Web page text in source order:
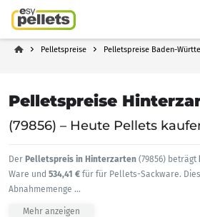
Pelletspreise Pelletspreise Baden-
Pelletspreise
(79856) – Heute Pellets
Der Pelletspreis in Hinterzarten (79856) beträgt
Ware und 534,41 € für für Pellets-Sackware.
Abnahmemenge ...
Mehr anzeigen